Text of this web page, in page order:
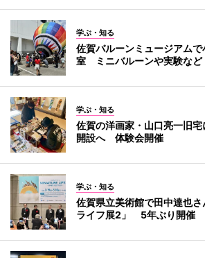
学ぶ・知る
佐賀バルーンミュージアム
室 ミニバルーンや実験など
学ぶ・知る
佐賀の洋画家・山口亮一旧宅
開設へ 体験会開催
学ぶ・知る
佐賀県立美術館で田中達也
ライフ展2」 5年ぶり開催